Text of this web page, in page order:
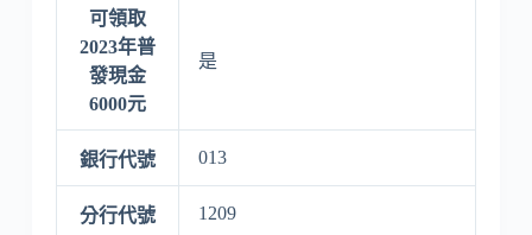
可領取
2023年普
發現金
6000元
是
銀行代號 013
分行代號 1209